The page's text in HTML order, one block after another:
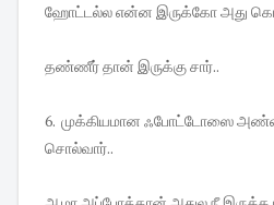
ஹோட்டல்ல என்ன இருக்கோ அது
தண்ணீர் தான் இருக்கு சார்..
6. முக்கியமான ஃபோட்டோஸை
சொல்வார்..